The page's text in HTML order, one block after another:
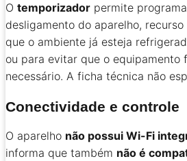
O temporizador permite
desligamento do aparelho,
que o ambiente já esteja
ou para evitar que o equipamento
necessário. A ficha técnica não
Conectividade e controle
O aparelho não possui Wi-Fi
informa que também não é